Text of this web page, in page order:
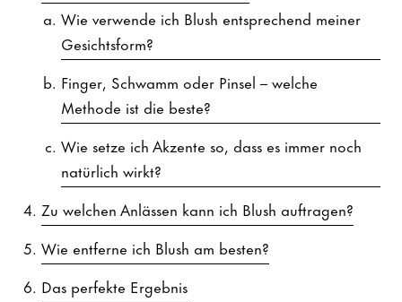
Wie verwende ich Blush entsprechend meiner
Gesichtsform?
Finger, Schwamm oder Pinsel – welche
Methode ist die beste?
Wie setze ich Akzente so, dass es immer noch
natürlich wirkt?
Zu welchen Anlässen kann ich Blush auftragen?
Wie entferne ich Blush am besten?
Das perfekte Ergebnis